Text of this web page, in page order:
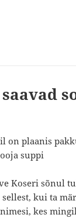
on plaanis
suppi
Koseri sõnul
kui ta
kes